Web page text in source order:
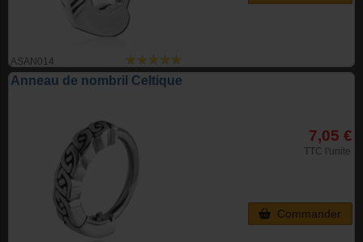
ASAN014
Anneau de nombril Celtique
7,05 €
TTC l'unite
Commander